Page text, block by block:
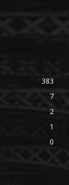
383
7
2
1
0